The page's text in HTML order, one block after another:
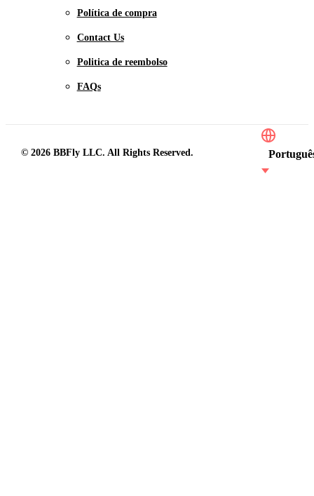
Política de compra
Contact Us
Politica de reembolso
FAQs
© 2026 BBFly LLC. All Rights Reserved.